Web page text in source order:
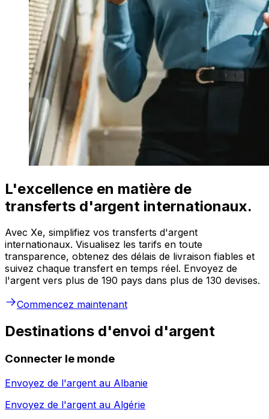
L'excellence en matière de
transferts d'argent internationaux.
Avec Xe, simplifiez vos transferts d'argent
internationaux. Visualisez les tarifs en toute
transparence, obtenez des délais de livraison fiables et
suivez chaque transfert en temps réel. Envoyez de
l'argent vers plus de 190 pays dans plus de 130 devises.
Commencez maintenant
Destinations d'envoi d'argent
Connecter le monde
Envoyez de l'argent au Albanie
Envoyez de l'argent au Algérie